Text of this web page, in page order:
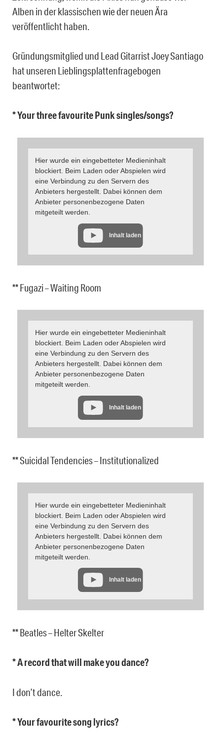
Alben in der klassischen wie der neuen Ära
veröffentlicht haben.
Gründungsmitglied und Lead Gitarrist Joey Santiago
hat unseren Lieblingsplattenfragebogen
beantwortet:
* Your three favourite Punk singles/songs?
Hier wurde ein eingebetteter Medieninhalt
blockiert. Beim Laden oder Abspielen wird
eine Verbindung zu den Servern des
Anbieters hergestellt. Dabei können dem
Anbieter personenbezogene Daten
mitgeteilt werden.
Inhalt laden
** Fugazi – Waiting Room
Hier wurde ein eingebetteter Medieninhalt
blockiert. Beim Laden oder Abspielen wird
eine Verbindung zu den Servern des
Anbieters hergestellt. Dabei können dem
Anbieter personenbezogene Daten
mitgeteilt werden.
Inhalt laden
** Suicidal Tendencies – Institutionalized
Hier wurde ein eingebetteter Medieninhalt
blockiert. Beim Laden oder Abspielen wird
eine Verbindung zu den Servern des
Anbieters hergestellt. Dabei können dem
Anbieter personenbezogene Daten
mitgeteilt werden.
Inhalt laden
** Beatles – Helter Skelter
* A record that will make you dance?
I don’t dance.
* Your favourite song lyrics?